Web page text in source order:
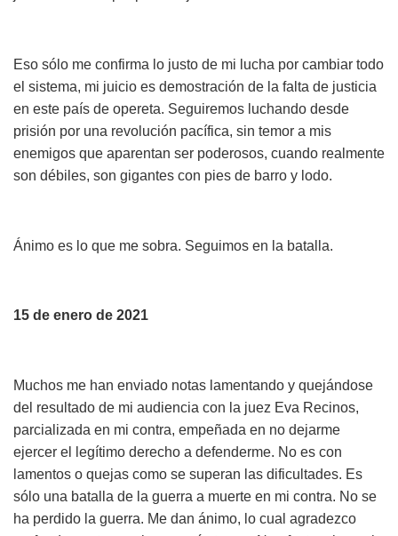
Eso sólo me confirma lo justo de mi lucha por cambiar todo
el sistema, mi juicio es demostración de la falta de justicia
en este país de opereta. Seguiremos luchando desde
prisión por una revolución pacífica, sin temor a mis
enemigos que aparentan ser poderosos, cuando realmente
son débiles, son gigantes con pies de barro y lodo.
Ánimo es lo que me sobra. Seguimos en la batalla.
15 de enero de 2021
Muchos me han enviado notas lamentando y quejándose
del resultado de mi audiencia con la juez Eva Recinos,
parcializada en mi contra, empeñada en no dejarme
ejercer el legítimo derecho a defenderme. No es con
lamentos o quejas como se superan las dificultades. Es
sólo una batalla de la guerra a muerte en mi contra. No se
ha perdido la guerra. Me dan ánimo, lo cual agradezco